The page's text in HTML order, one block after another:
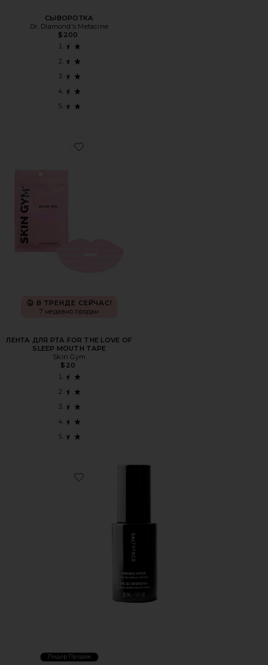
СЫВОРОТКА
Dr. Diamond's Metacine
$200
Favorite ЛЕНТА ДЛЯ РТА FOR THE LOVE OF SLEEP
В ТРЕНДЕ СЕЙЧАС!
7 недавно продан
ЛЕНТА ДЛЯ РТА FOR THE LOVE OF
SLEEP MOUTH TAPE
Skin Gym
$20
Favorite ЖИДКОСТЬ ДЛЯ ЗАГАРА
Лидер Продаж